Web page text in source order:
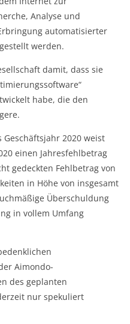
Analyse und
automatisierter
werden.
damit, dass sie
habe, die den
2020 weist
einen Jahresfehlbetrag
gedeckten Fehlbetrag von
in Höhe von insgesamt
Überschuldung
in vollem Umfang
Aimondo-
des geplanten
nur spekuliert